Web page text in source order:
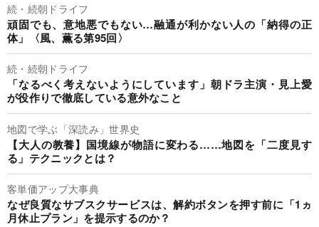
続・続朝ドライフ
頑固でも、意地悪でもない…融通が利かない人の「納得の正
体」〈風、薫る第95回〉
続・続朝ドライフ
「なるべく考えないようにしています」朝ドラ主演・見上愛
が役作りで徹底している意外なこと
地図で学ぶ「深読み」世界史
【大人の教養】国境線が物語に変わる……地図を「二度見す
る」テクニックとは？
客単価アップ大事典
なぜ良質なサブスクサービスは、解約ボタンを押す前に「1ヵ
月休止プラン」を提示するのか？